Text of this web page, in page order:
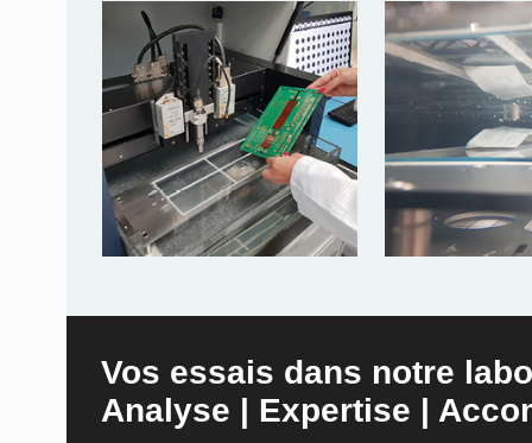
Vos essais dans notre
Analyse | Expertise |